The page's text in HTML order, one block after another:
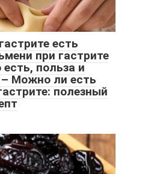
есть
при гастрите
польза и
Можно ли есть
полезный